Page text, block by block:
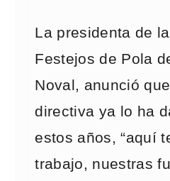
La presidenta de
Festejos de Pola
Noval, anunció
directiva ya lo ha
estos años, “aquí
trabajo, nuestras